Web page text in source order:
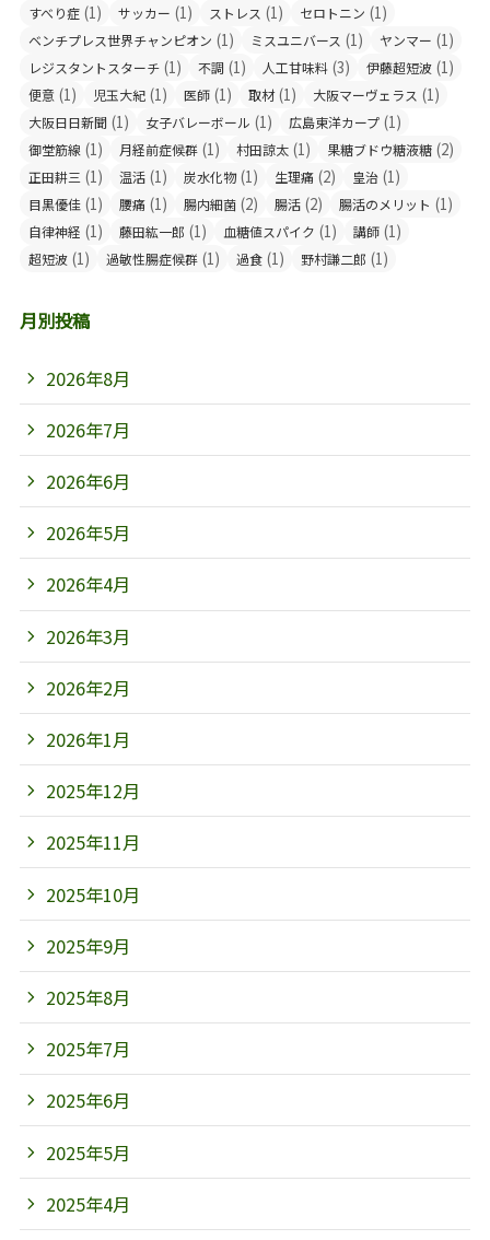
すべり症 (1) サッカー (1) ストレス (1) セロトニン (1)
ベンチプレス世界チャンピオン (1) ミスユニバース (1) ヤンマー (1)
レジスタントスターチ (1) 不調 (1) 人工甘味料 (3) 伊藤超短波 (1)
便意 (1) 児玉大紀 (1) 医師 (1) 取材(1) 大阪マーヴェラス (1)
大阪日日新聞 (1) 女子バレーボール (1) 広島東洋カープ (1)
御堂筋線 (1) 月経前症候群 (1) 村田諒太 (1) 果糖ブドウ糖液糖 (2)
正田耕三 (1) 温活 (1) 炭水化物(1) 生理痛 (2) 皇治 (1)
目黒優佳 (1) 腰痛 (1) 腸内細菌 (2) 腸活 (2) 腸活のメリット (1)
自律神経 (1) 藤田紘一郎 (1) 血糖値スパイク (1) 講師 (1)
超短波 (1) 過敏性腸症候群 (1) 過食 (1) 野村謙二郎 (1)
月別投稿
2026年8月
2026年7月
2026年6月
2026年5月
2026年4月
2026年3月
2026年2月
2026年1月
2025年12月
2025年11月
2025年10月
2025年9月
2025年8月
2025年7月
2025年6月
2025年5月
2025年4月